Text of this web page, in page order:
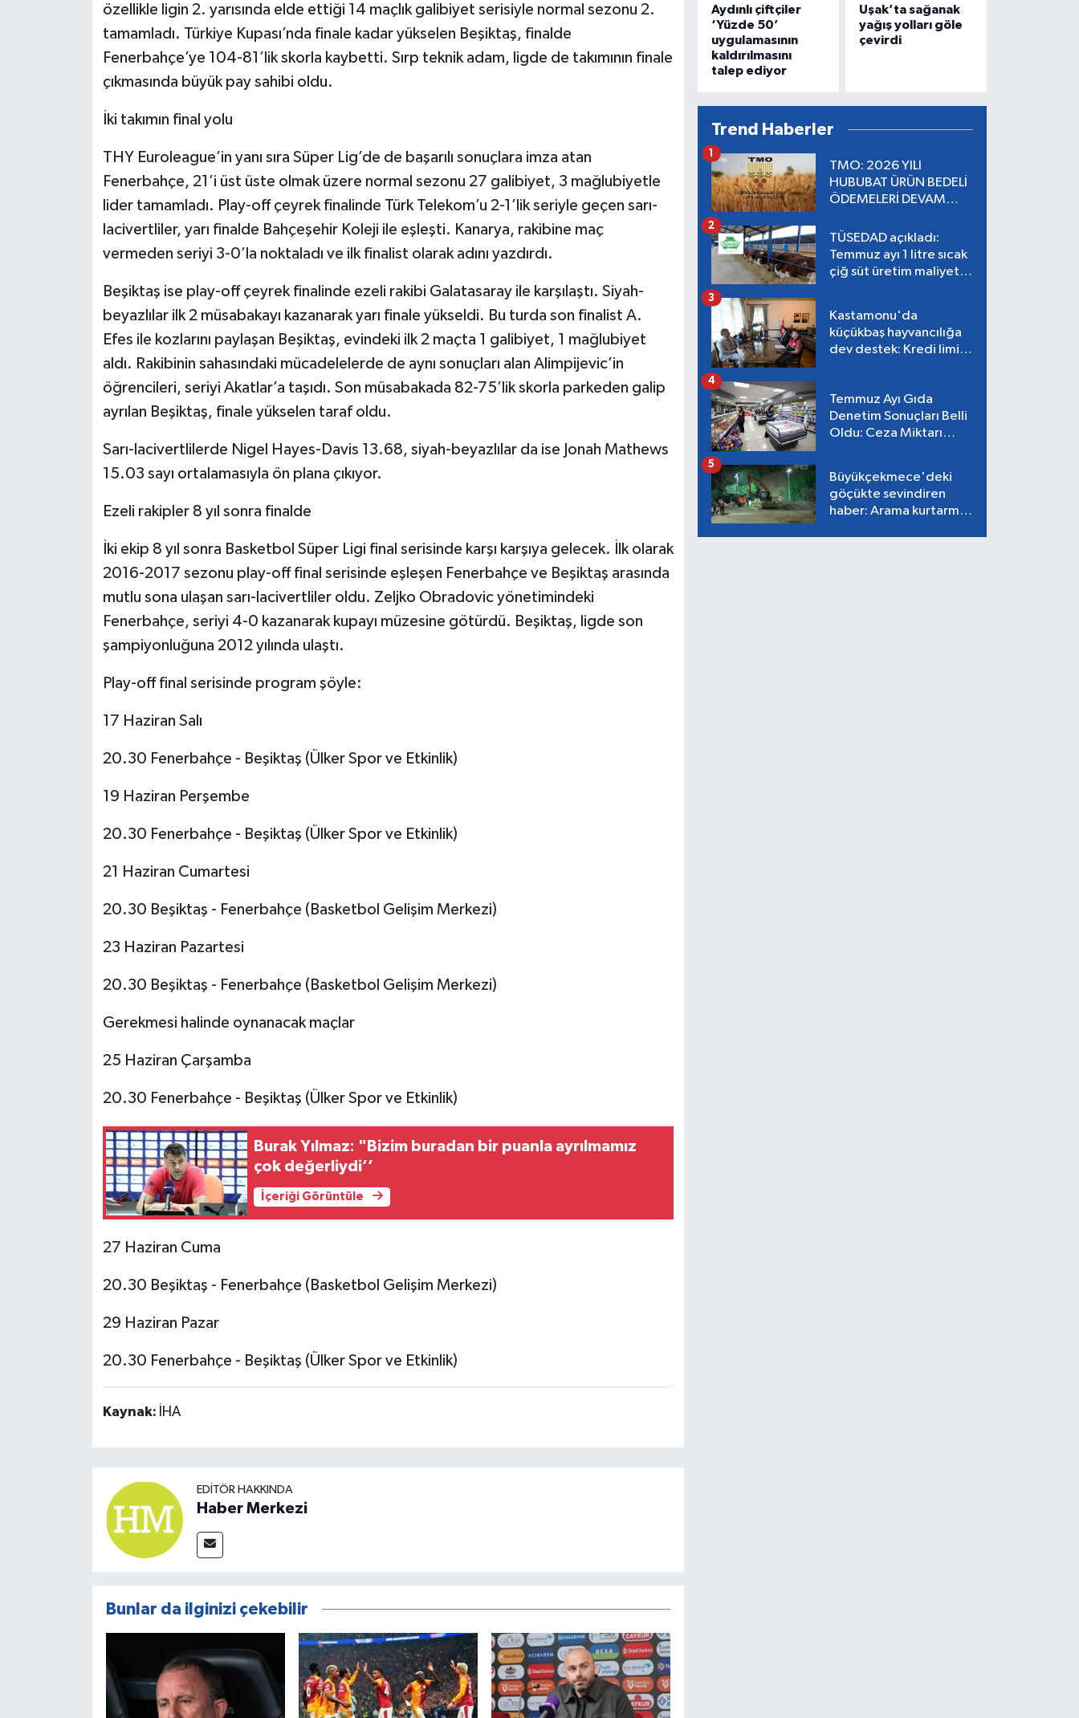
özellikle ligin 2. yarısında elde ettiği 14 maçlık galibiyet serisiyle normal sezonu 2.
tamamladı. Türkiye Kupası’nda finale kadar yükselen Beşiktaş, finalde
Fenerbahçe’ye 104-81’lik skorla kaybetti. Sırp teknik adam, ligde de takımının finale
çıkmasında büyük pay sahibi oldu.
İki takımın final yolu
THY Euroleague’in yanı sıra Süper Lig’de de başarılı sonuçlara imza atan
Fenerbahçe, 21’i üst üste olmak üzere normal sezonu 27 galibiyet, 3 mağlubiyetle
lider tamamladı. Play-off çeyrek finalinde Türk Telekom’u 2-1’lik seriyle geçen sarı-
lacivertliler, yarı finalde Bahçeşehir Koleji ile eşleşti. Kanarya, rakibine maç
vermeden seriyi 3-0’la noktaladı ve ilk finalist olarak adını yazdırdı.
Beşiktaş ise play-off çeyrek finalinde ezeli rakibi Galatasaray ile karşılaştı. Siyah-
beyazlılar ilk 2 müsabakayı kazanarak yarı finale yükseldi. Bu turda son finalist A.
Efes ile kozlarını paylaşan Beşiktaş, evindeki ilk 2 maçta 1 galibiyet, 1 mağlubiyet
aldı. Rakibinin sahasındaki mücadelelerde de aynı sonuçları alan Alimpijevic’in
öğrencileri, seriyi Akatlar’a taşıdı. Son müsabakada 82-75’lik skorla parkeden galip
ayrılan Beşiktaş, finale yükselen taraf oldu.
Sarı-lacivertlilerde Nigel Hayes-Davis 13.68, siyah-beyazlılar da ise Jonah Mathews
15.03 sayı ortalamasıyla ön plana çıkıyor.
Ezeli rakipler 8 yıl sonra finalde
İki ekip 8 yıl sonra Basketbol Süper Ligi final serisinde karşı karşıya gelecek. İlk olarak
2016-2017 sezonu play-off final serisinde eşleşen Fenerbahçe ve Beşiktaş arasında
mutlu sona ulaşan sarı-lacivertliler oldu. Zeljko Obradovic yönetimindeki
Fenerbahçe, seriyi 4-0 kazanarak kupayı müzesine götürdü. Beşiktaş, ligde son
şampiyonluğuna 2012 yılında ulaştı.
Play-off final serisinde program şöyle:
17 Haziran Salı
20.30 Fenerbahçe - Beşiktaş (Ülker Spor ve Etkinlik)
19 Haziran Perşembe
20.30 Fenerbahçe - Beşiktaş (Ülker Spor ve Etkinlik)
21 Haziran Cumartesi
20.30 Beşiktaş - Fenerbahçe (Basketbol Gelişim Merkezi)
23 Haziran Pazartesi
20.30 Beşiktaş - Fenerbahçe (Basketbol Gelişim Merkezi)
Gerekmesi halinde oynanacak maçlar
25 Haziran Çarşamba
20.30 Fenerbahçe - Beşiktaş (Ülker Spor ve Etkinlik)
Burak Yılmaz: "Bizim buradan bir puanla ayrılmamız
çok değerliydi’’
İçeriği Görüntüle
27 Haziran Cuma
20.30 Beşiktaş - Fenerbahçe (Basketbol Gelişim Merkezi)
29 Haziran Pazar
20.30 Fenerbahçe - Beşiktaş (Ülker Spor ve Etkinlik)
Kaynak: İHA
EDITÖR HAKKINDA
Haber Merkezi
Bunlar da ilginizi çekebilir
Aydınlı çiftçiler
‘Yüzde 50’
uygulamasının
kaldırılmasını
talep ediyor
Uşak’ta sağanak
yağış yolları göle
çevirdi
Trend Haberler
TMO: 2026 YILI
HUBUBAT ÜRÜN BEDELİ
ÖDEMELERİ DEVAM
1
TÜSEDAD açıkladı:
Temmuz ayı 1 litre sıcak
çiğ süt üretim maliyeti
2
Kastamonu'da
küçükbaş hayvancılığa
dev destek: Kredi limiti
3
Temmuz Ayı Gıda
Denetim Sonuçları Belli
Oldu: Ceza Miktarı
4
Büyükçekmece'deki
göçükte sevindiren
haber: Arama kurtarma
5